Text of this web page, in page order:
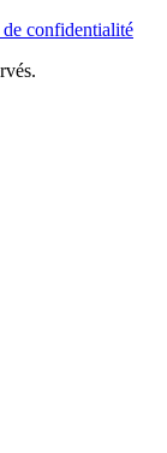
confidentialité